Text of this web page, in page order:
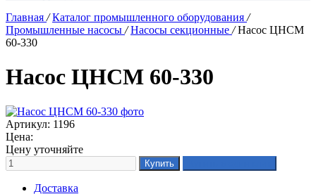
Главная / Каталог промышленного оборудования /
Промышленные насосы / Насосы секционные / Насос ЦНСМ
60-330
Насос ЦНСМ 60-330
Артикул: 1196
Цена:
Цену уточняйте
Доставка